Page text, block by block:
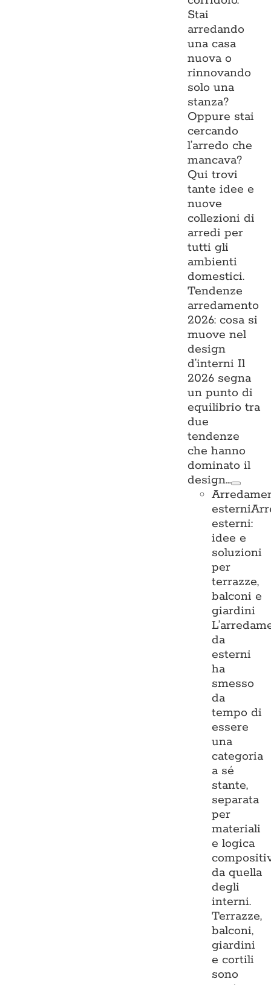
Stai
arredando
una casa
nuova o
rinnovando
solo una
stanza?
Oppure stai
cercando
l’arredo che
mancava?
Qui trovi
tante idee e
nuove
collezioni di
arredi per
tutti gli
ambienti
domestici.
Tendenze
arredamento
2026: cosa si
muove nel
design
d’interni Il
2026 segna
un punto di
equilibrio tra
due
tendenze
che hanno
dominato il
design…
esterni
esterni:
idee e
soluzioni
per
terrazze,
balconi e
giardini
da
esterni
ha
smesso
da
tempo di
essere
una
categoria
a sé
stante,
separata
per
materiali
e logica
da quella
degli
interni.
Terrazze,
balconi,
giardini
e cortili
sono